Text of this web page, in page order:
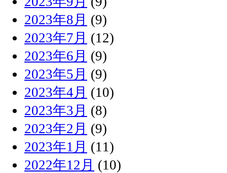
2023年8月 (9)
2023年7月 (12)
2023年6月 (9)
2023年5月 (9)
2023年4月 (10)
2023年3月 (8)
2023年2月 (9)
2023年1月 (11)
2022年12月 (10)